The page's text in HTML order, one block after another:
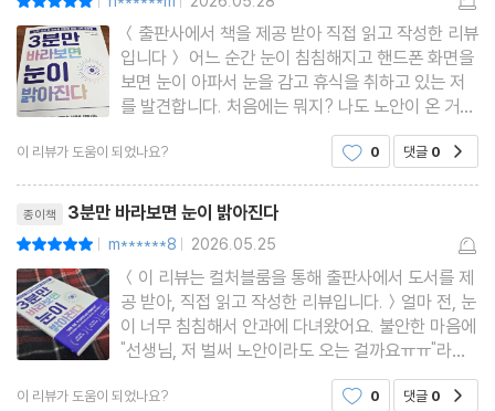
| |
＜출판사에서 책을 제공 받아 직접 읽고 작성한 리뷰
입니다＞ 어느 순간 눈이 침침해지고 핸드폰 화면을
보면 눈이 아파서 눈을 감고 휴식을 취하고 있는 저
를 발견합니다. 처음에는 뭐지? 나도 노안이 온 거
야? 어떡하지? 그렇지만 아주 안 보이지는 않기 때
문에 보다 눈을 감고 그래도 힘들면 차라리 핸드폰을
옆에 두고 생활하며 좌절하고 있어요. 그러던 중 [3
분만 바라보면 눈이 밝
이 리뷰가 도움이 되었나요? 0 댓글 0
종이책 3분만 바라보면 눈이 밝아진다
| m******8 | 2026.05.25
＜이 리뷰는 컬처블룸을 통해 출판사에서 도서를 제
공 받아, 직접 읽고 작성한 리뷰입니다.＞얼마 전, 눈
이 너무 침침해서 안과에 다녀왔어요. 불안한 마음에
"선생님, 저 벌써 노안이라도 오는 걸까요ㅠㅠ"라고
여쭤봤는데, 눈은 문제가 없다며 밤에 스마트폰 좀
그만 보라고 하더라고요. 다행히 의사 선생님 말씀대
이 리뷰가 도움이 되었나요? 0 댓글 0